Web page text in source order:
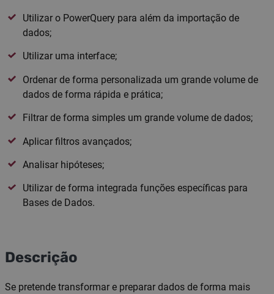
Utilizar o PowerQuery para além da importação de
dados;
Utilizar uma interface;
Ordenar de forma personalizada um grande volume de
dados de forma rápida e prática;
Filtrar de forma simples um grande volume de dados;
Aplicar filtros avançados;
Analisar hipóteses;
Utilizar de forma integrada funções específicas para
Bases de Dados.
Descrição
Se pretende transformar e preparar dados de forma mais